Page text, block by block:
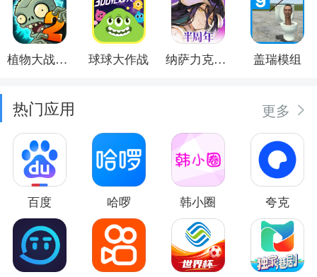
植物大战僵尸2 球球大作战 纳萨力克之王 盖瑞模组
热门应用 更多
百度 哈啰 韩小圈 夸克